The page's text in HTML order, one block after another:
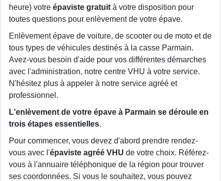
heure) votre épaviste gratuit à votre disposition pour
toutes questions pour enlèvement de votre épave.
Enlèvement épave de voiture, de scooter ou de moto et de
tous types de véhicules destinés à la casse Parmain.
Avez-vous besoin d'aide pour vos différentes démarches
avec l'administration, notre centre VHU à votre service.
N'hésitez plus à appeler à notre service agréé et
professionnel.
L'enlèvement de votre épave à Parmain se déroule en
trois étapes essentielles.
Pour commencer, vous devez d'abord prendre rendez-
vous avec l'épaviste agréé VHU de votre choix. Référez-
vous à l'annuaire téléphonique de la région pour trouver
ses coordonnées. Si vous le souhaitez, vous pouvez